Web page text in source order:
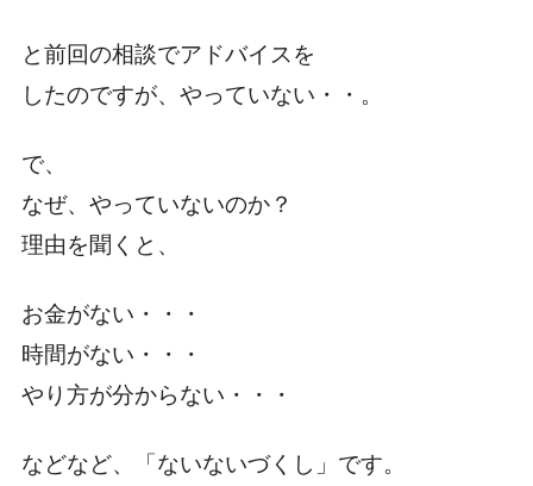
と前回の相談でアドバイスを
したのですが、やっていない・・。
で、
なぜ、やっていないのか？
理由を聞くと、
お金がない・・・
時間がない・・・
やり方が分からない・・・
などなど、「ないないづくし」です。